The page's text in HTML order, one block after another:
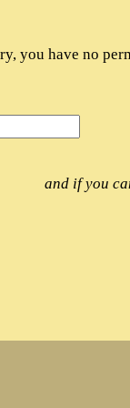
you have no
and if you